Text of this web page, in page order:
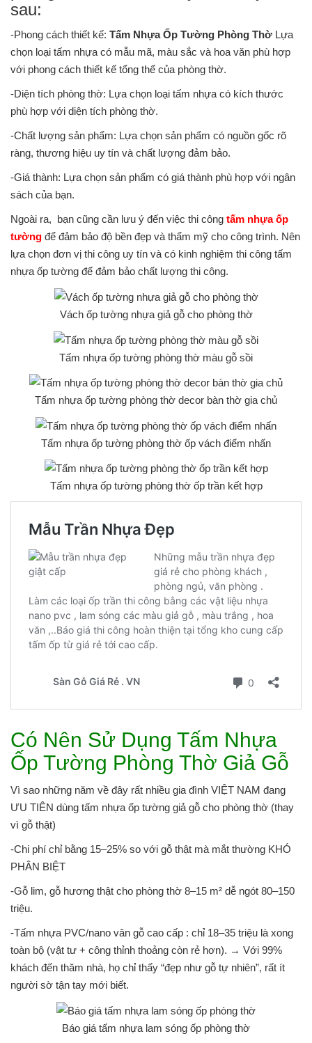
sau:
-Phong cách thiết kế: Tấm Nhựa Ốp Tường Phòng Thờ Lựa
chọn loại tấm nhựa có mẫu mã, màu sắc và hoa văn phù hợp
với phong cách thiết kế tổng thể của phòng thờ.
-Diện tích phòng thờ: Lựa chọn loại tấm nhựa có kích thước
phù hợp với diện tích phòng thờ.
-Chất lượng sản phẩm: Lựa chọn sản phẩm có nguồn gốc rõ
ràng, thương hiệu uy tín và chất lượng đảm bảo.
-Giá thành: Lựa chọn sản phẩm có giá thành phù hợp với ngân
sách của bạn.
Ngoài ra, bạn cũng cần lưu ý đến việc thi công tấm nhựa ốp
tường để đảm bảo độ bền đẹp và thẩm mỹ cho công trình. Nên
lựa chọn đơn vị thi công uy tín và có kinh nghiệm thi công tấm
nhựa ốp tường để đảm bảo chất lượng thi công.
Vách ốp tường nhựa giả gỗ cho phòng thờ
Tấm nhựa ốp tường phòng thờ màu gỗ sồi
Tấm nhựa ốp tường phòng thờ decor bàn thờ gia chủ
Tấm nhựa ốp tường phòng thờ ốp vách điểm nhấn
Tấm nhựa ốp tường phòng thờ ốp trần kết hợp
Có Nên Sử Dụng Tấm Nhựa
Ốp Tường Phòng Thờ Giả Gỗ
Vì sao những năm về đây rất nhiều gia đình VIỆT NAM đang
ƯU TIÊN dùng tấm nhựa ốp tường giả gỗ cho phòng thờ (thay
vì gỗ thật)
-Chi phí chỉ bằng 15–25% so với gỗ thật mà mắt thường KHÓ
PHÂN BIỆT
-Gỗ lim, gỗ hương thật cho phòng thờ 8–15 m² dễ ngót 80–150
triệu.
-Tấm nhựa PVC/nano vân gỗ cao cấp : chỉ 18–35 triệu là xong
toàn bộ (vật tư + công thỉnh thoảng còn rẻ hơn). → Với 99%
khách đến thăm nhà, họ chỉ thấy “đẹp như gỗ tự nhiên”, rất ít
người sờ tận tay mới biết.
Báo giá tấm nhựa lam sóng ốp phòng thờ